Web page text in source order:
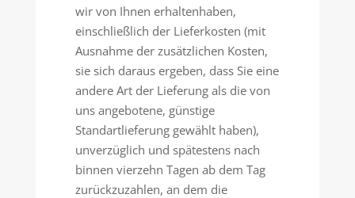
wir von Ihnen erhaltenhaben,
einschließlich der Lieferkosten (mit
Ausnahme der zusätzlichen Kosten,
sie sich daraus ergeben, dass Sie eine
andere Art der Lieferung als die von
uns angebotene, günstige
Standartlieferung gewählt haben),
unverzüglich und spätestens nach
binnen vierzehn Tagen ab dem Tag
zurückzuzahlen, an dem die